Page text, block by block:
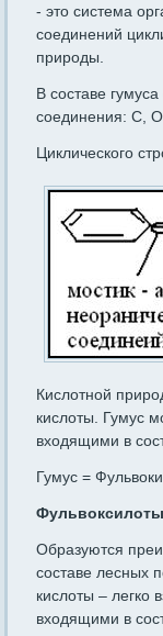
- это система
соединений
природы.
В составе
соединения: C,
Циклического
Кислотной
кислоты. Гумус
входящими в
Гумус =
Образуются
составе лесных
кислоты – легко
входящими в